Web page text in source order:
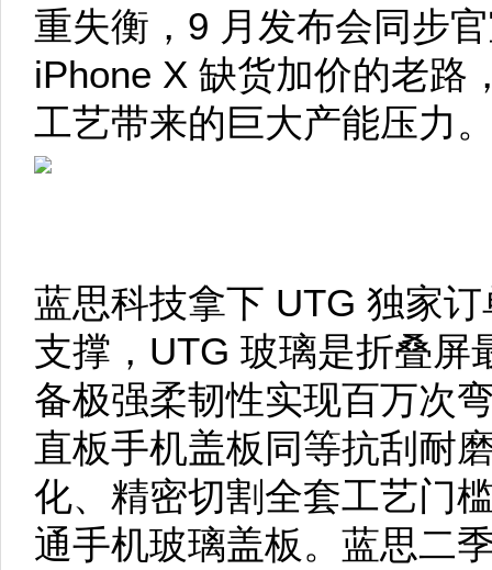
重失衡，9 月发布会同步
iPhone X 缺货加价的老路
工艺带来的巨大产能压力
蓝思科技拿下 UTG 独家
支撑，UTG 玻璃是折叠屏
备极强柔韧性实现百万次
直板手机盖板同等抗刮耐
化、精密切割全套工艺门
通手机玻璃盖板。蓝思二